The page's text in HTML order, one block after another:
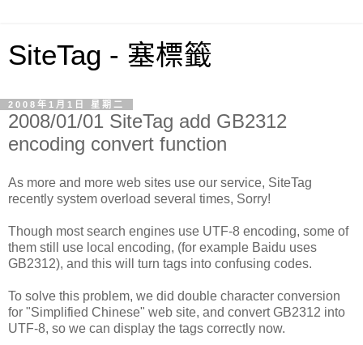
SiteTag - 塞標籤
2008年1月1日 星期二
2008/01/01 SiteTag add GB2312
encoding convert function
As more and more web sites use our service, SiteTag
recently system overload several times, Sorry!
Though most search engines use UTF-8 encoding, some of
them still use local encoding, (for example Baidu uses
GB2312), and this will turn tags into confusing codes.
To solve this problem, we did double character conversion
for "Simplified Chinese" web site, and convert GB2312 into
UTF-8, so we can display the tags correctly now.